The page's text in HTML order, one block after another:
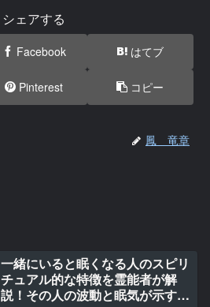
シェアする
Facebook はてブ
Pinterest コピー
鳳 竜章
一緒にいると眠くなる人のスピリ
チュアル的な特徴を霊能者が解
説！その人の波動と眠気が示す霊